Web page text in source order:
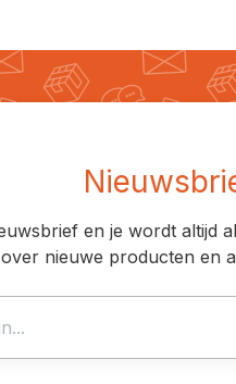
en je wordt altijd
over nieuwe producten en